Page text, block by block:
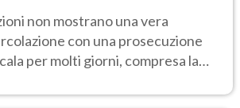
non mostrano una vera
con una prosecuzione
per molti giorni, compresa la